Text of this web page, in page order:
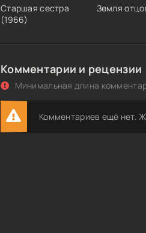
Старшая сестра
(1966)
Земля
Комментарии и рецензии
Минимальная длина
Комментариев ещё нет.